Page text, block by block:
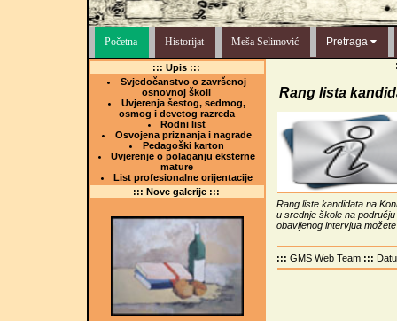
Početna Historijat Meša Selimović Pretraga
::: Upis :::
Svjedočanstvo o završenoj
osnovnoj školi
Uvjerenja šestog, sedmog,
osmog i devetog razreda
Rodni list
Osvojena priznanja i nagrade
Pedagoški karton
Uvjerenje o polaganju eksterne
mature
List profesionalne orijentacije
::: Nove galerije :::
Rang lista
Rang liste kandidata na
u srednje škole na
obavljenog intervjua
:::GMS Web Team :::